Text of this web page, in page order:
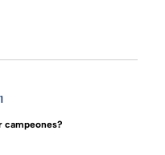
campeones?